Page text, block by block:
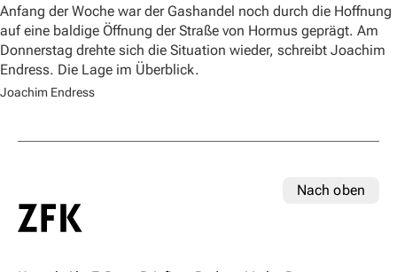
Anfang der Woche war der Gashandel noch durch die Hoffnung
auf eine baldige Öffnung der Straße von Hormus geprägt. Am
Donnerstag drehte sich die Situation wieder, schreibt Joachim
Endress. Die Lage im Überblick.
Joachim Endress
Nach oben